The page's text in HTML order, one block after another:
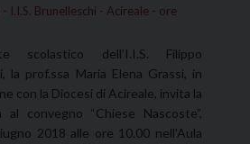
I.I.S. Brunelleschi - Acireale - ore
scolastico dell’I.I.S. Filippo
la prof.ssa Maria Elena Grassi, in
con la Diocesi di Acireale, invita la
al convegno “Chiese Nascoste”,
2018 alle ore 10.00 nell'Aula